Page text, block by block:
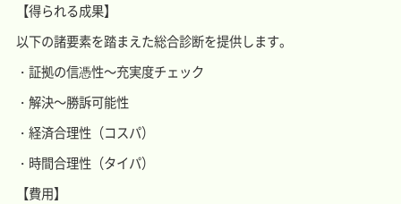
お問い合わせ アクセス
【得られる成果】
以下の諸要素を踏まえた総合診断を提供します。
・証拠の信憑性～充実度チェック
・解決～勝訴可能性
・経済合理性（コスパ）
・時間合理性（タイパ）
【費用】